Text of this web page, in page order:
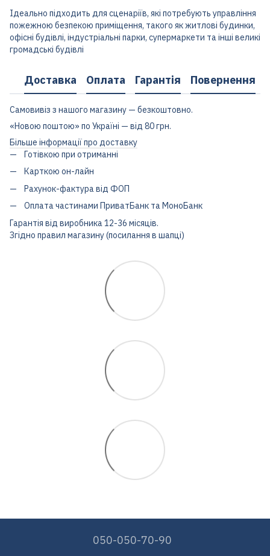
Ідеально підходить для сценаріїв, які потребують управління
пожежною безпекою приміщення, такого як житлові будинки,
офісні будівлі, індустріальні парки, супермаркети та інші великі
громадські будівлі
Доставка Оплата Гарантія Повернення
Самовивіз з нашого магазину — безкоштовно.
«Новою поштою» по Україні — від 80 грн.
Більше інформації про доставку
Готівкою при отриманні
Карткою он-лайн
Рахунок-фактура від ФОП
Оплата частинами ПриватБанк та МоноБанк
Гарантія від виробника 12-36 місяців.
Згідно правил магазину (посилання в шапці)
050-050-70-90